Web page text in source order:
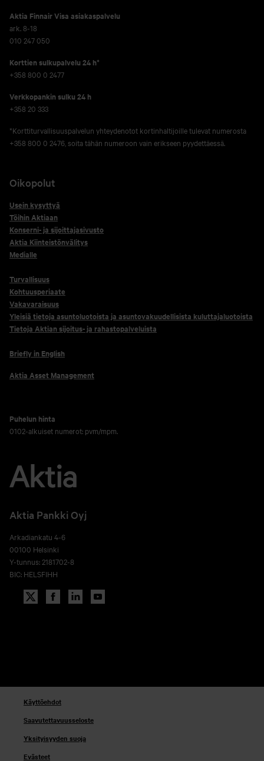
Aktia Finnair Visa asiakaspalvelu
ark. 8-18
010 247 050
Korttien sulkupalvelu 24 h*
+358 800 0 2477
Verkko­pankin sulku 24 h
+358 20 333
*Korttiturvallisuuspalvelun yhteydenotot kortinhaltijoille tulevat numerosta
+358 800 0 2476, soita tähän numeroon vain erikseen pyydettäessä.
Oikopolut
Usein kysyttyä
Töihin Aktiaan
Konserni- ja sijoittajasivusto
Aktia Kiinteistönvälitys
Medialle
Turvallisuus
Kohtuusperiaate
Vakavaraisuus
Yleisiä tietoja asuntoluotoista ja asuntovakuudellisista kuluttajaluotoista
Tietoja Aktian sijoitus- ja rahastopalveluista
Briefly in English
Aktia Asset Management
Puhelun hinta
0102-alkuiset numerot: pvm/mpm.
Aktia Pankki Oyj
Arkadiankatu 4-6
00100 Helsinki
Y-tunnus: 2181702-8
BIC: HELSFIHH
Käyttöehdot
Saavutettavuusseloste
Yksityisyyden suoja
Evästeet